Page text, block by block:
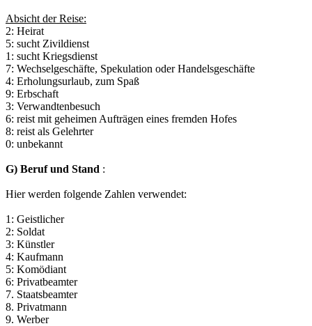
Absicht der Reise:
2: Heirat
5: sucht Zivildienst
1: sucht Kriegsdienst
7: Wechselgeschäfte, Spekulation oder Handelsgeschäfte
4: Erholungsurlaub, zum Spaß
9: Erbschaft
3: Verwandtenbesuch
6: reist mit geheimen Aufträgen eines fremden Hofes
8: reist als Gelehrter
0: unbekannt
G) Beruf und Stand :
Hier werden folgende Zahlen verwendet:
1: Geistlicher
2: Soldat
3: Künstler
4: Kaufmann
5: Komödiant
6: Privatbeamter
7. Staatsbeamter
8. Privatmann
9. Werber